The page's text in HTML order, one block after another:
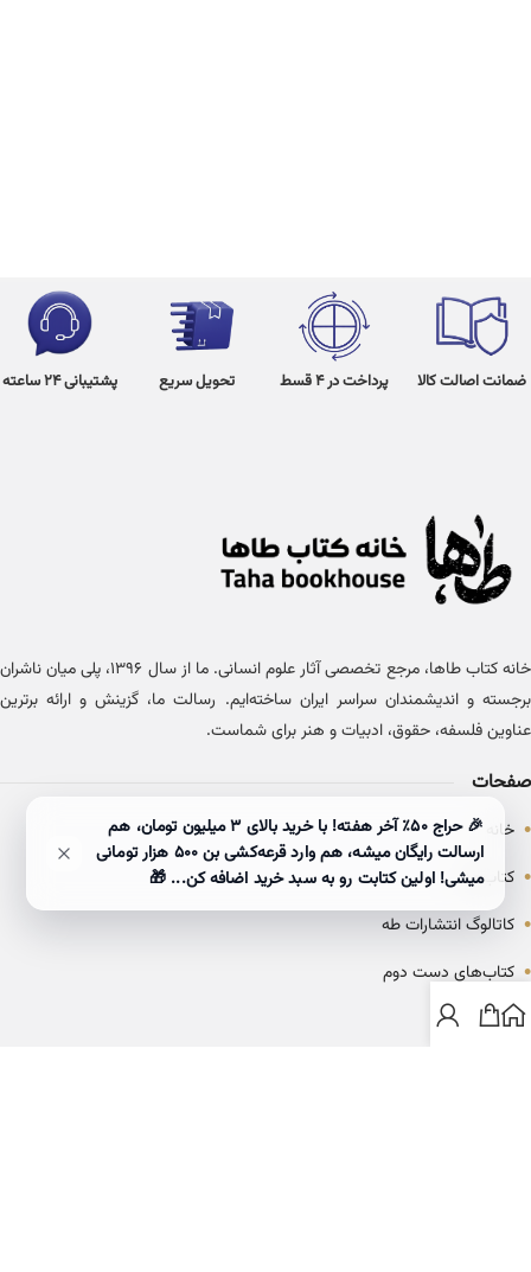
ضمانت اصالت کالا پرداخت در 4 قسط تحویل سریع پشتیبانی 24 ساعته
خانه کتاب طاها، مرجع تخصصی آثار علوم انسانی. ما از سال ۱۳۹۶، پلی میان ناشران
برجسته و اندیشمندان سراسر ایران ساخته‌ایم. رسالت ما، گزینش و ارائه برترین
عناوین فلسفه، حقوق، ادبیات و هنر برای شماست.
صفحات
• خانه
• کتاب‌ها
• کاتالوگ انتشارات طه
• کتاب‌های دست دوم
• بلاگ
🎉 حراج ۵۰٪ آخر هفته! با خرید بالای 3 میلیون تومان، هم
ارسالت رایگان میشه، هم وارد قرعه‌کشی بن ۵۰۰ هزار تومانی
میشی! اولین کتابت رو به سبد خرید اضافه کن... 🎁